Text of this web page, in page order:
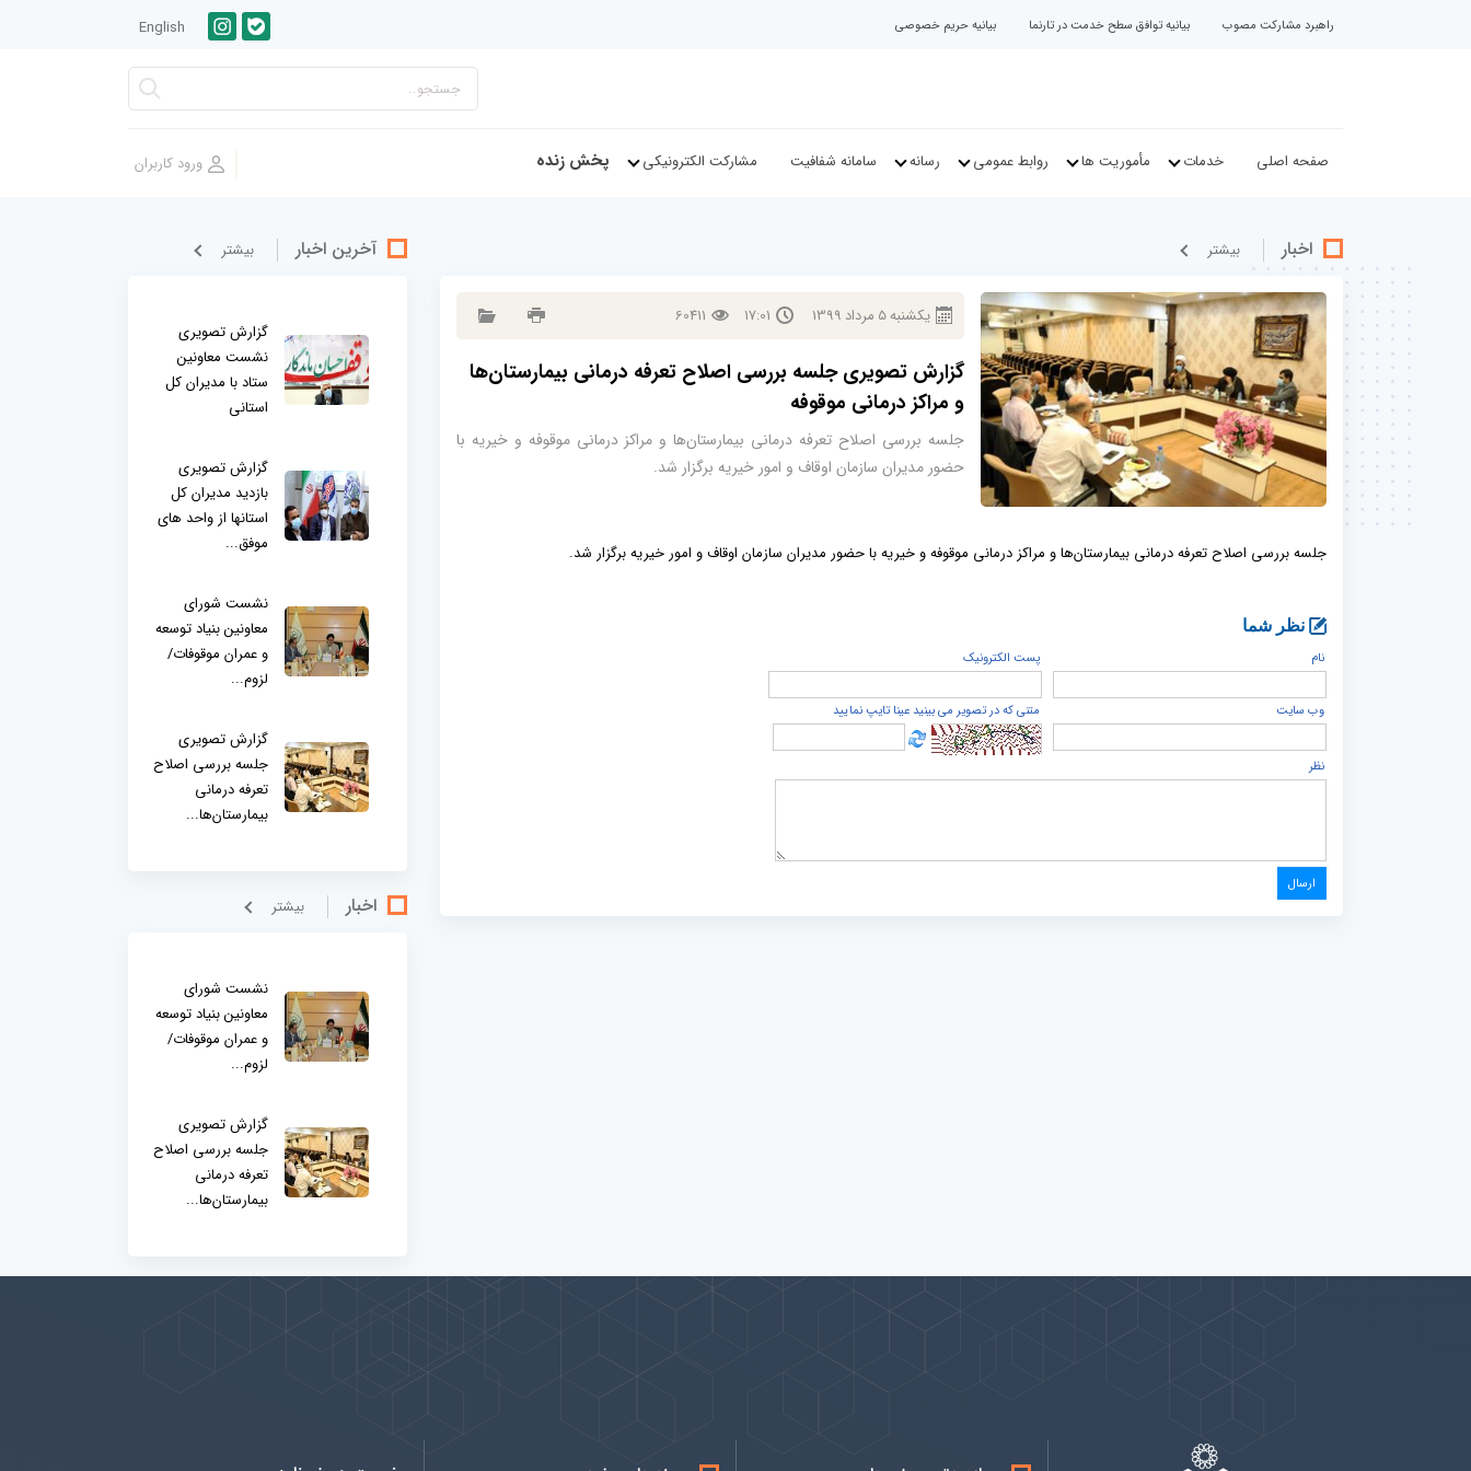
راهبرد مشارکت مصوب بیانیه توافق سطح خدمت در تارنما بیانیه حریم خصوصی English
صفحه اصلی خدمات مأموریت ها روابط عمومی رسانه سامانه شفافیت مشارکت الکترونیکی پخش زنده
اخبار بيشتر
يكشنبه5 مرداد 1399
17:01
60411
گزارش تصویری جلسه بررسی اصلاح تعرفه درمانی بیمارستان‌ها
و مراکز درمانی موقوفه
جلسه بررسی اصلاح تعرفه درمانی بیمارستان‌ها و مراکز درمانی موقوفه و خیریه با
حضور مدیران سازمان اوقاف و امور خیریه برگزار شد.
جلسه بررسی اصلاح تعرفه درمانی بیمارستان‌ها و مراکز درمانی موقوفه و خیریه با حضور مدیران سازمان اوقاف و امور خیریه برگزار شد.
نظر شما
نام
پست الكترونيک
وب سایت متنی که در تصویر می بینید عینا تایپ نمایید
نظر
آخرین اخبار بيشتر
گزارش تصویری
نشست معاونین
ستاد با مدیران کل
استانی
گزارش تصویری
بازدید مدیران کل
استانها از واحد های
موفق...
نشست شورای
معاونین بنیاد توسعه
و عمران موقوفات/
لزوم...
گزارش تصویری
جلسه بررسی اصلاح
تعرفه درمانی
بیمارستان‌ها...
اخبار بيشتر
نشست شورای
معاونین بنیاد توسعه
و عمران موقوفات/
لزوم...
گزارش تصویری
جلسه بررسی اصلاح
تعرفه درمانی
بیمارستان‌ها...